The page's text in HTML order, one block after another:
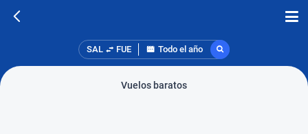
SAL FUE Todo el año
Vuelos baratos